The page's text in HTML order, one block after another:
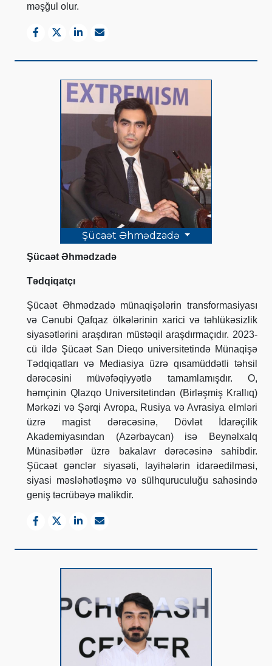
məşğul olur.
Şücaət Əhmədzadə
Şücaət Əhmədzadə
Tədqiqatçı
Şücaət Əhmədzadə münaqişələrin transformasiyası
və Cənubi Qafqaz ölkələrinin xarici və təhlükəsizlik
siyasətlərini araşdıran müstəqil araşdırmaçıdır. 2023-
cü ildə Şücaət San Dieqo universitetində Münaqişə
Tədqiqatları və Mediasiya üzrə qısamüddətli təhsil
dərəcəsini müvəfəqiyyətlə tamamlamışdır. O,
həmçinin Qlazqo Universitetindən (Birləşmiş Krallıq)
Mərkəzi və Şərqi Avropa, Rusiya və Avrasiya elmləri
üzrə magist dərəcəsinə, Dövlət İdarəçilik
Akademiyasından (Azərbaycan) isə Beynəlxalq
Münasibətlər üzrə bakalavr dərəcəsinə sahibdir.
Şücaət gənclər siyasəti, layihələrin idarəedilməsi,
siyasi məsləhətləşmə və sülhquruculuğu sahəsində
geniş təcrübəyə malikdir.